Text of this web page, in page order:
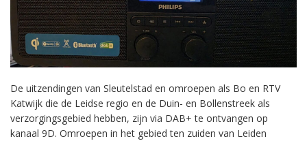
De uitzendingen van Sleutelstad en omroepen als Bo en RTV
Katwijk die de Leidse regio en de Duin- en Bollenstreek als
verzorgingsgebied hebben, zijn via DAB+ te ontvangen op
kanaal 9D. Omroepen in het gebied ten zuiden van Leiden